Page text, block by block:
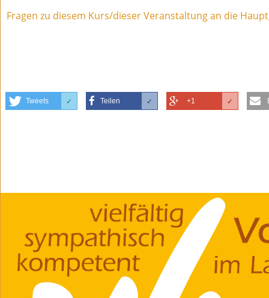
Fragen zu diesem Kurs/dieser Veranstaltung an die
Tweets ✓ Teilen ✓ +1 ✓